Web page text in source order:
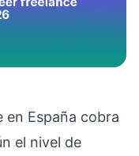
en España cobra
el nivel de